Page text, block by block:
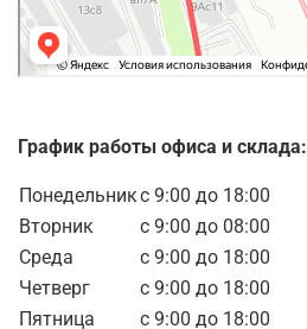
График работы офиса и склада:
Понедельникс 9:00 до 18:00
Вторник
с 9:00 до 08:00
Среда
с 9:00 до 18:00
Четверг
с 9:00 до 18:00
Пятница
с 9:00 до 18:00